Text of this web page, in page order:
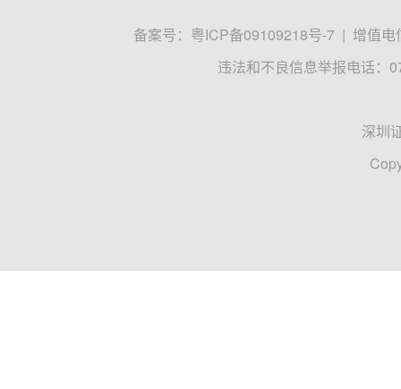
备案号： 粤ICP备09109218号-7 | 增值电
违法和不良信息举报电话：
深圳